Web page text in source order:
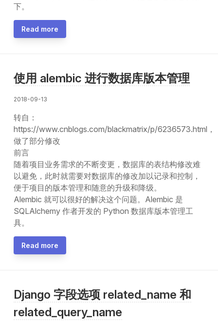
下。
Read more
使用 alembic 进行数据库版本管理
2018-09-13
转自：
https://www.cnblogs.com/blackmatrix/p/6236573.html，
做了部分修改
前言
随着项目业务需求的不断变更，数据库的表结构修改难
以避免，此时就需要对数据库的修改加以记录和控制，
便于项目的版本管理和随意的升级和降级。
Alembic 就可以很好的解决这个问题。Alembic 是
SQLAlchemy 作者开发的 Python 数据库版本管理工
具。
Read more
Django 字段选项 related_name 和
related_query_name